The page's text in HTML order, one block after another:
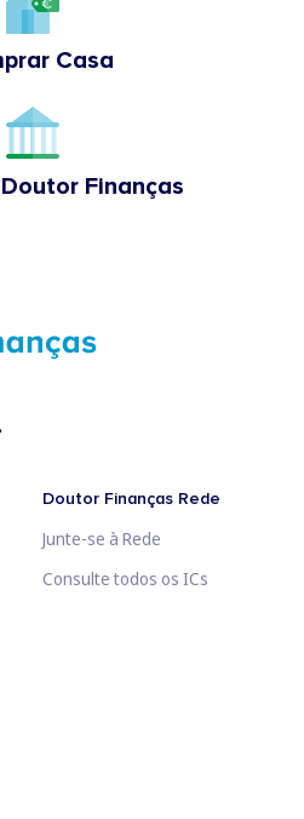
Casa
Finanças
Doutor Finanças Rede
Junte-se à Rede
Consulte todos os ICs